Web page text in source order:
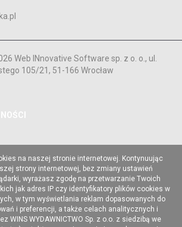
Web INnovative Software sp. z o. o., ul.
105/21, 51-166 Wrocław
na naszej stronie internetowej. Kontynuując
strony internetowej, bez zmiany ustawień
wyrażasz zgodę na przetwarzanie Twoich
jak adres IP czy identyfikatory plików cookies w
w tym wyświetlania reklam dopasowanych do
i preferencji, a także celach analitycznych i
WINS WYDAWNICTWO Sp. z o.o. z siedzibą we